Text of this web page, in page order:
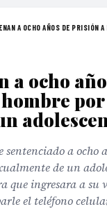
A OCHO AÑOS DE PRISIÓN
a ocho
por
sentenciado a ocho
de un
que ingresara a su
el teléfono